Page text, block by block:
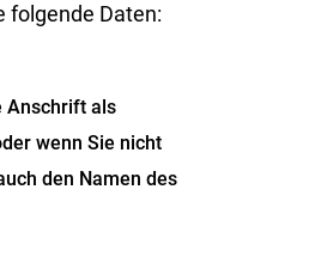
folgende Daten:
Anschrift als
wenn Sie nicht
den Namen des